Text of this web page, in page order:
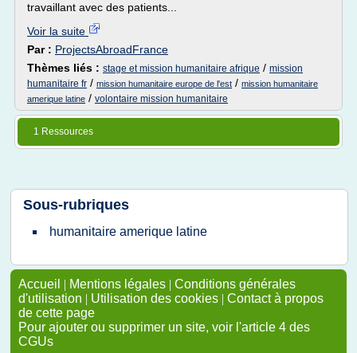
travaillant avec des patients...
Voir la suite
Par : ProjectsAbroadFrance
Thèmes liés : stage et mission humanitaire afrique / mission
humanitaire fr / mission humanitaire europe de l'est / mission humanitaire
amerique latine / volontaire mission humanitaire
1 Ressources
Sous-rubriques
humanitaire amerique latine
Accueil | Mentions légales | Conditions générales
d'utilisation | Utilisation des cookies | Contact à propos
de cette page
Pour ajouter ou supprimer un site, voir l'article 4 des
CGUs